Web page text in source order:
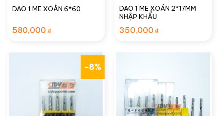
DAO 1 ME XOẮN 6*60
580,000 ₫
DAO 1 ME XOẮN 2*17MM
NHẬP KHẨU
350,000 ₫
-8%